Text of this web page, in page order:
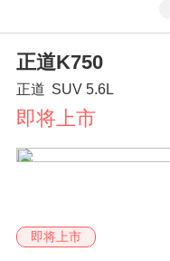
正道K750
正道 SUV 5.6L
即将上市
即将上市